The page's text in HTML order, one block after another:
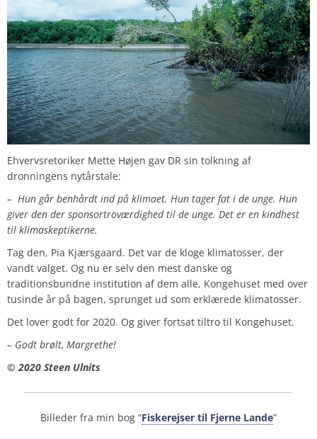
Ehvervsretoriker Mette Højen gav DR sin tolkning af
dronningens nytårstale:
– Hun går benhårdt ind på klimaet. Hun tager fat i de unge. Hun
giver den der sponsortroværdighed til de unge. Det er en kindhest
til klimaskeptikerne.
Tag den, Pia Kjærsgaard. Det var de kloge klimatosser, der
vandt valget. Og nu er selv den mest danske og
traditionsbundne institution af dem alle, Kongehuset med over
tusinde år på bagen, sprunget ud som erklærede klimatosser.
Det lover godt for 2020. Og giver fortsat tiltro til Kongehuset.
– Godt brølt, Margrethe!
© 2020 Steen Ulnits
Billeder fra min bog “Fiskerejser til Fjerne Lande”